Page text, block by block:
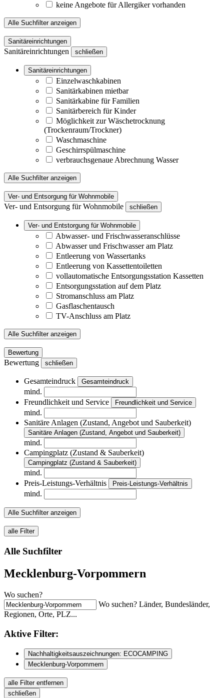
keine Angebote für Allergiker vorhanden
Alle Suchfilter anzeigen
Sanitäreinrichtungen
Sanitäreinrichtungen schließen
Sanitäreinrichtungen
Einzelwaschkabinen
Sanitärkabinen mietbar
Sanitärkabine für Familien
Sanitärbereich für Kinder
Möglichkeit zur Wäschetrocknung
(Trockenraum/Trockner)
Waschmaschine
Geschirrspülmaschine
verbrauchsgenaue Abrechnung Wasser
Alle Suchfilter anzeigen
Ver- und Entsorgung für Wohnmobile
Ver- und Entsorgung für Wohnmobile schließen
Ver- und Entstorgung für Wohnmobile
Abwasser- und Frischwasseranschlüsse
Abwasser und Frischwasser am Platz
Entleerung von Wassertanks
Entleerung von Kassettentoiletten
vollautomatische Entsorgungsstation Kassetten
Entsorgungsstation auf dem Platz
Stromanschluss am Platz
Gasflaschentausch
TV-Anschluss am Platz
Alle Suchfilter anzeigen
Bewertung
Bewertung schließen
Gesamteindruck Gesamteindruck
mind.
Freundlichkeit und Service
Freundlichkeit und Service
mind.
Sanitäre Anlagen (Zustand, Angebot und Sauberkeit)
Sanitäre Anlagen (Zustand, Angebot und Sauberkeit)
mind.
Campingplatz (Zustand & Sauberkeit)
Campingplatz (Zustand & Sauberkeit)
mind.
Preis-Leistungs-Verhältnis
Preis-Leistungs-Verhältnis
mind.
Alle Suchfilter anzeigen
alle Filter
Alle Suchfilter
Mecklenburg-Vorpommern
Wo suchen?
Wo suchen? Länder, Bundesländer,
Regionen, Orte, PLZ...
Aktive Filter:
Nachhaltigkeitsauszeichnungen: ECOCAMPING
Mecklenburg-Vorpommern
alle Filter entfernen
schließen